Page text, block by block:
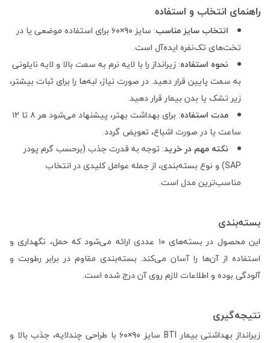
راهنمای انتخاب و استفاده
انتخاب سایز مناسب
: سایز ۹۰×۶۰ برای استفاده موضعی یا در
تخت‌های تک‌نفره ایده‌آل است.
نحوه استفاده: زیرانداز را با لایه نرم به سمت بالا و لایه نایلونی
به سمت پایین قرار دهید. در صورت نیاز، لبه‌ها را برای ثبات بیشتر،
زیر تشک یا بدن بیمار قرار دهید.
مدت استفاده
: برای بهداشت بهتر، پیشنهاد می‌شود هر ۸ تا ۱۲
ساعت یا در صورت اشباع، تعویض گردد.
نکته مهم در خرید: توجه به قدرت جذب (برحسب گرم پودر
SAP) و نوع بسته‌بندی، از جمله عوامل کلیدی در انتخاب
مناسب‌ترین مدل است.
بسته‌بندی
این محصول در بسته‌های ۱۰ عددی ارائه می‌شود که حمل، نگهداری و
استفاده از آن‌ها را آسان می‌کند. بسته‌بندی مقاوم در برابر رطوبت و
آلودگی بوده و اطلاعات لازم روی آن درج شده است.
نتیجه‌گیری
زیرانداز بهداشتی بیمار BTI سایز ۹۰×۶۰ با طراحی چندلایه، جذب بالا و